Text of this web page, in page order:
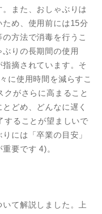
また、おしゃぶりは
め、使用前には15分
方法で消毒を行うこ
りの長期間の使用
摘されています。そ
に使用時間を減らすこ
クがさらに高まること
どめ、どんなに遅く
することが望ましいで
には「卒業の目安」
要です 4)。
て解説しました。上